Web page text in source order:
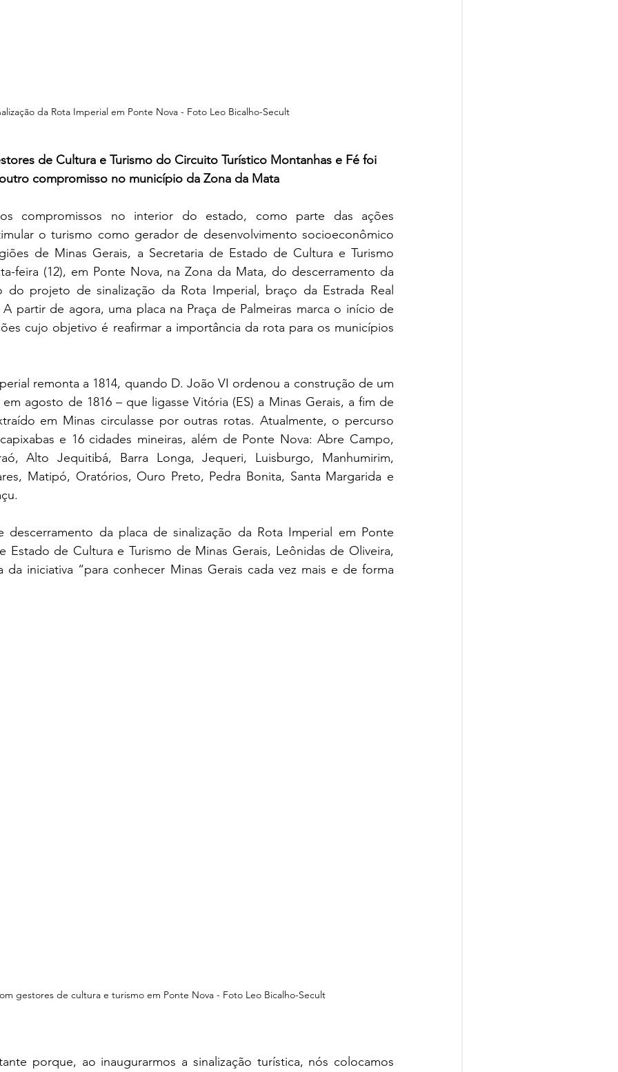
da Rota Imperial em Ponte Nova - Foto Leo Bicalho-Secult
de Cultura e Turismo do Circuito Turístico Montanhas e Fé foi
compromisso no município da Zona da Mata
compromissos no interior do estado, como parte das ações
o turismo como gerador de desenvolvimento socioeconômico
de Minas Gerais, a Secretaria de Estado de Cultura e Turismo
feira (12), em Ponte Nova, na Zona da Mata, do descerramento da
do projeto de sinalização da Rota Imperial, braço da Estrada Real
partir de agora, uma placa na Praça de Palmeiras marca o início de
cujo objetivo é reafirmar a importância da rota para os municípios
remonta a 1814, quando D. João VI ordenou a construção de um
agosto de 1816 – que ligasse Vitória (ES) a Minas Gerais, a fim de
em Minas circulasse por outras rotas. Atualmente, o percurso
e 16 cidades mineiras, além de Ponte Nova: Abre Campo,
Alto Jequitibá, Barra Longa, Jequeri, Luisburgo, Manhumirim,
Matipó, Oratórios, Ouro Preto, Pedra Bonita, Santa Margarida e
descerramento da placa de sinalização da Rota Imperial em Ponte
Estado de Cultura e Turismo de Minas Gerais, Leônidas de Oliveira,
da iniciativa “para conhecer Minas Gerais cada vez mais e de forma
gestores de cultura e turismo em Ponte Nova - Foto Leo Bicalho-Secult
porque, ao inaugurarmos a sinalização turística, nós colocamos